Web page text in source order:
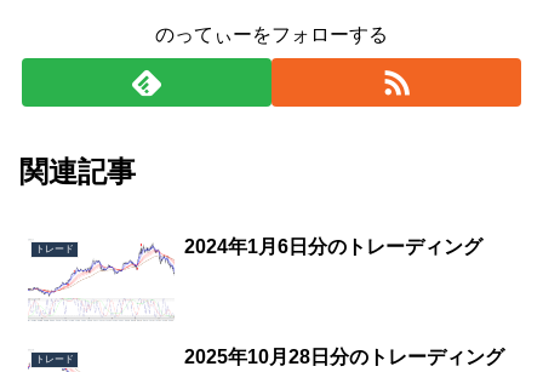
のってぃーをフォローする
関連記事
トレード 2024年1月6日分のトレーディング
トレード 2025年10月28日分のトレーディング